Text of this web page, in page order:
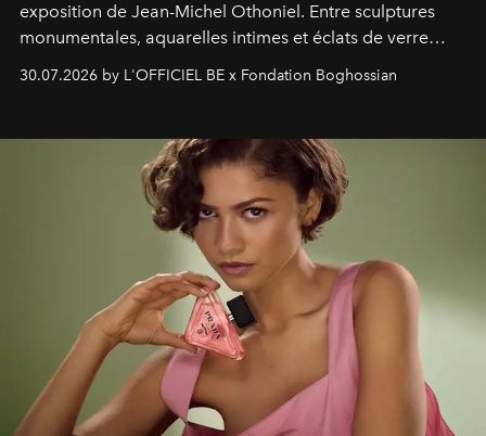
exposition de Jean-Michel Othoniel. Entre sculptures
monumentales, aquarelles intimes et éclats de verre
soufflé, l’artiste français compose un itinéraire
émotionnel où chaque œuvre devient le souvenir
émerveillement.
30.07.2026 by L'OFFICIEL BE x Fondation Boghossian